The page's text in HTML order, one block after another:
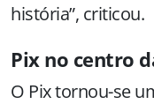
história”, criticou.
Pix no centro
O Pix tornou-se